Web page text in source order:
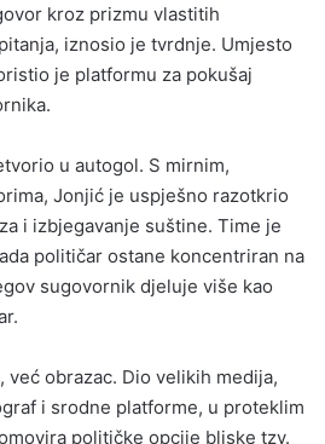
kroz prizmu vlastitih
iznosio je tvrdnje. Umjesto
je platformu za pokušaj
u autogol. S mirnim,
Jonjić je uspješno razotkrio
i izbjegavanje suštine. Time je
političar ostane koncentriran na
sugovornik djeluje više kao
već obrazac. Dio velikih medija,
i srodne platforme, u proteklim
političke opcije bliske tzv.